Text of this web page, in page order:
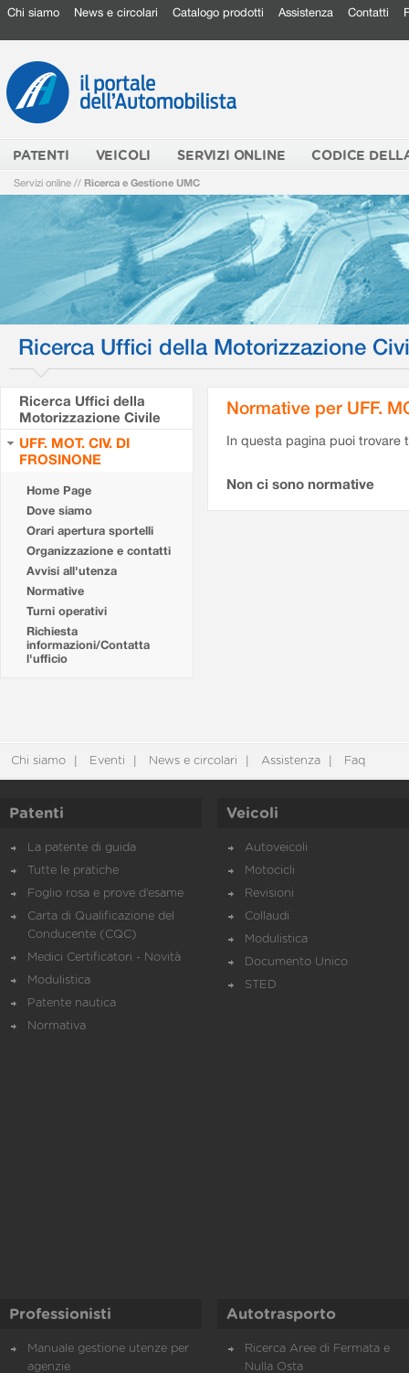
Chi siamo News e circolari Catalogo prodotti Assistenza Contatti
PATENTI VEICOLI SERVIZI ONLINE CODICE
Servizi online // Ricerca e Gestione UMC
Ricerca Uffici della Motorizzazione
Ricerca Uffici della
Motorizzazione Civile
UFF. MOT. CIV. DI
FROSINONE
Home Page
Dove siamo
Orari apertura sportelli
Organizzazione e contatti
Avvisi all'utenza
Normative
Turni operativi
Richiesta
informazioni/Contatta
l'ufficio
Normative per UFF.
In questa pagina puoi
Non ci sono normative
Chi siamo Eventi News e circolari Assistenza Faq
Patenti
La patente di guida
Tutte le pratiche
Foglio rosa e prove d’esame
Carta di Qualificazione del
Conducente (CQC)
Medici Certificatori - Novità
Modulistica
Patente nautica
Normativa
Veicoli
Autoveicoli
Motocicli
Revisioni
Collaudi
Modulistica
Documento Unico
STED
Professionisti
Manuale gestione utenze per
agenzie
Autotrasporto
Ricerca Aree di Fermata e
Nulla Osta